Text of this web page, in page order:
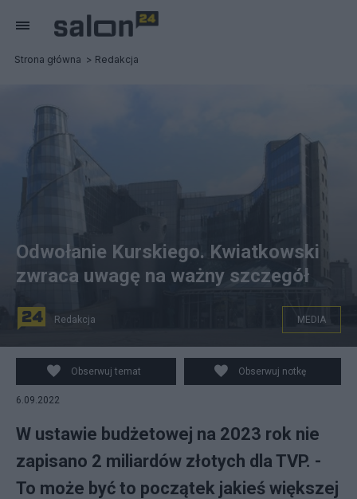
Strona główna Redakcja
W ustawie budżetowej na 2023 rok nie zapisano 2
miliardów złotych dla TVP.
Odwołanie Kurskiego. Kwiatkowski
zwraca uwagę na ważny szczegół
Redakcja MEDIA
Obserwuj temat Obserwuj notkę
6.09.2022
W ustawie budżetowej na 2023 rok nie
zapisano 2 miliardów złotych dla TVP. -
To może być to początek jakieś większej